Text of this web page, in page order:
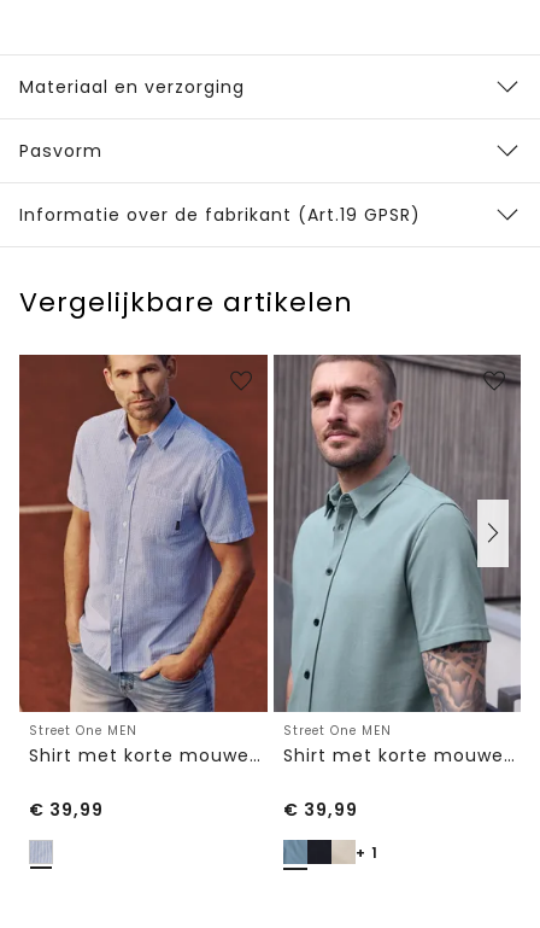
Materiaal en verzorging
Pasvorm
Informatie over de fabrikant (Art.19 GPSR)
Vergelijkbare artikelen
Street One MEN
Shirt met korte mouwen, borstzak en strepen
€ 39,99
Street One MEN
Shirt met korte mouwen in piquékwaliteit
€ 39,99
+ 1